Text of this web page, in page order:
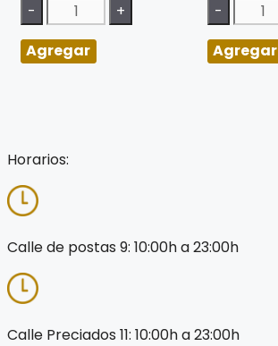
Agregar Agregar
Horarios:
Calle de postas 9: 10:00h a 23:00h
Calle Preciados 11: 10:00h a 23:00h